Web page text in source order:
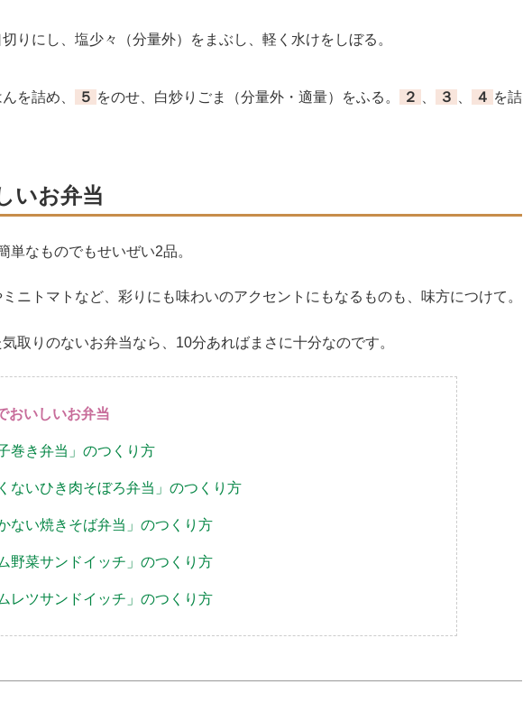
りにし、塩少々（分量外）をまぶし、軽く水けをしぼる。
を詰め、 ５ をのせ、白炒りごま（分量外・適量）をふる。 ２ ３ ４ を詰
いお弁当
単なものでもせいぜい2品。
ニトマトなど、彩りにも味わいのアクセントにもなるものも、味方につけて。
取りのないお弁当なら、10分あればまさに十分なのです。
おいしいお弁当
巻き弁当」のつくり方
ないひき肉そぼろ弁当」のつくり方
ない焼きそば弁当」のつくり方
野菜サンドイッチ」のつくり方
レツサンドイッチ」のつくり方